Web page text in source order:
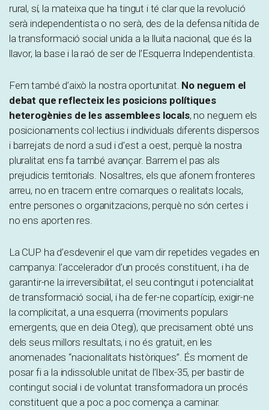
rural, sí, la mateixa que ha tingut i té clar que la revolució
serà independentista o no serà, des de la defensa nítida de
la transformació social unida a la lluita nacional, que és la
llavor, la base i la raó de ser de l’Esquerra Independentista.
Fem també d’això la nostra oportunitat. No neguem el
debat que reflecteix les posicions polítiques
heterogènies de les assemblees locals, no neguem els
posicionaments col·lectius i individuals diferents dispersos
i barrejats de nord a sud i d’est a oest, perquè la nostra
pluralitat ens fa també avançar. Barrem el pas als
prejudicis territorials. Nosaltres, els que afonem fronteres
arreu, no en tracem entre comarques o realitats locals,
entre persones o organitzacions, perquè no són certes i
no ens aporten res.
La CUP ha d’esdevenir el que vam dir repetides vegades en
campanya: l’accelerador d’un procés constituent, i ha de
garantir-ne la irreversibilitat, el seu contingut i potencialitat
de transformació social, i ha de fer-ne copartícip, exigir-ne
la complicitat, a una esquerra (moviments populars
emergents, que en deia Otegi), que precisament obté uns
dels seus millors resultats, i no és gratuït, en les
anomenades “nacionalitats històriques”. És moment de
posar fi a la indissoluble unitat de l’Ibex-35, per bastir de
contingut social i de voluntat transformadora un procés
constituent que a poc a poc comença a caminar.